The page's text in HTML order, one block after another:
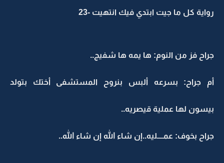
رواية كل ما جيت ابتدي فيك انتهيت -23
جراح فز من النوم: ها يمه ها شفيج..
أم جراح: بسرعه ألبس بنروح المستشفى أختك بتولد
بيسون لها عملية قيصريه..
جراح بخوف: عمــــليه..إن شاء الله إن شاء الله..